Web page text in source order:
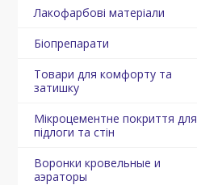
Лакофарбові матеріали
Біопрепарати
Товари для комфорту та
затишку
Мікроцементне покриття для
підлоги та стін
Воронки кровельные и
аэраторы